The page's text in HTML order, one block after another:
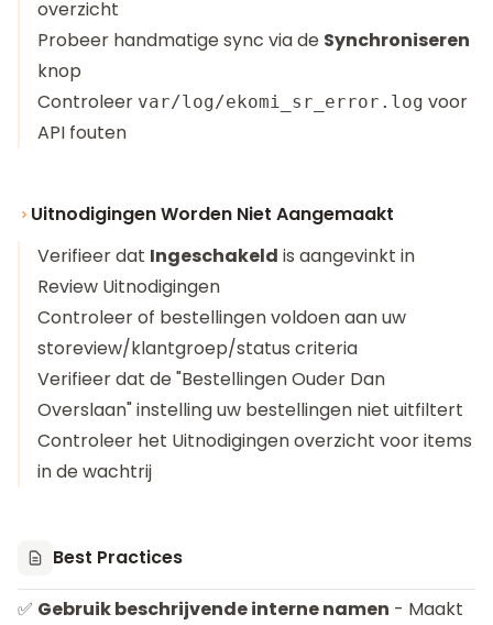
overzicht
Probeer handmatige sync via de Synchroniseren
knop
Controleer var/log/ekomi_sr_error.log voor
API fouten
Uitnodigingen Worden Niet Aangemaakt
Verifieer dat Ingeschakeld is aangevinkt in
Review Uitnodigingen
Controleer of bestellingen voldoen aan uw
storeview/klantgroep/status criteria
Verifieer dat de "Bestellingen Ouder Dan
Overslaan" instelling uw bestellingen niet uitfiltert
Controleer het Uitnodigingen overzicht voor items
in de wachtrij
Best Practices
✅ Gebruik beschrijvende interne namen - Maakt